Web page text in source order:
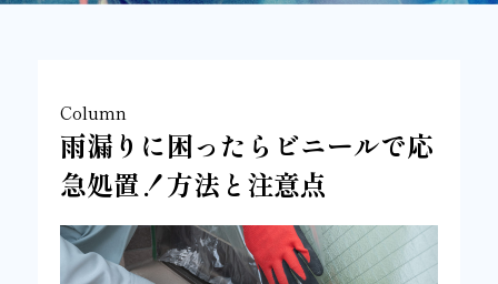
Column
雨漏りに困ったらビニールで応
急処置！方法と注意点